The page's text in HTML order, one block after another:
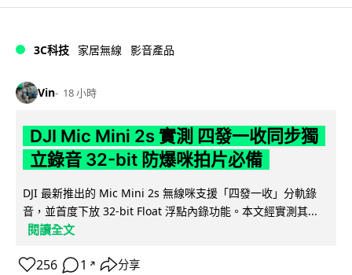
3C科技 家居無線 影音產品
Vin 18 小時
DJI Mic Mini 2s 實測 四發一收同步獨
立錄音 32-bit 防爆咪拍片必備
DJI 最新推出的 Mic Mini 2s 無線咪支援「四發一收」分軌錄
音，並首度下放 32-bit Float 浮點內錄功能。本文經實測其...
閱讀全文
256 1 ↗ 分享